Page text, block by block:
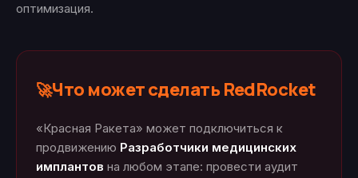
оптимизация.
🚀Что может сделать RedRocket
«Красная Ракета» может подключиться к
продвижению Разработчики медицинских
имплантов на любом этапе: провести аудит